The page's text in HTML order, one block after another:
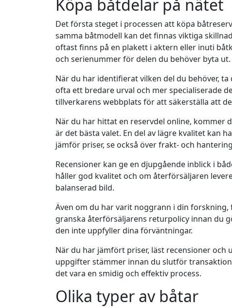
Köpa båtdelar på nätet
Det första steget i processen att köpa
samma båtmodell kan det finnas viktiga
oftast finns på en plakett i aktern eller inuti
och serienummer för delen du behöver byta ut.
När du har identifierat vilken del du behöver,
ofta ett bredare urval och mer specialiserade
tillverkarens webbplats för att säkerställa att
När du har hittat en reservdel online, kommer
är det bästa valet. En del av lägre kvalitet kan
jämför priser, se också över frakt- och
Recensioner kan ge en djupgående inblick i
håller god kvalitet och om återförsäljaren
balanserad bild.
Även om du har varit noggrann i din
granska återförsäljarens returpolicy innan du
den inte uppfyller dina förväntningar.
När du har jämfört priser, läst recensioner
uppgifter stämmer innan du slutför
det vara en smidig och effektiv process.
Olika typer av båtar